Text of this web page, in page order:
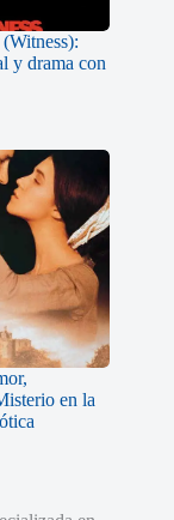
y drama con
en la